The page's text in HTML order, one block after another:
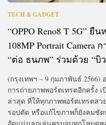
TECH & GADGET
“OPPO Reno8 T 5G”
108MP Portrait Camera
“ต่อ ธนภพ” ร่วมด้วย “บิ
(กรุงเทพฯ – 9 กุมภาพันธ์
การถ่ายภาพพอร์ตเทรตอีกครั้ง เ
ล่าสุด ที่ให้ทุกภาพพอร์ตเทรตส
รอปตัด หรือแก้ไขภาพก็ยังคมชั